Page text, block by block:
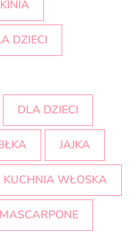
DZIECI
DLA DZIECI
JAJKA
KUCHNIA WŁOSKA
MASCARPONE